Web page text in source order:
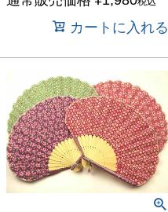
カートに入れる